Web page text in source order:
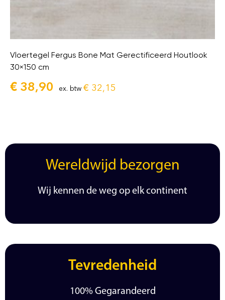
Vloertegel Fergus Bone Mat Gerectificeerd Houtlook
30×150 cm
€ 38,90 ex. btw € 32,15
Wereldwijd bezorgen
Wij kennen de weg op elk continent
Tevredenheid
100% Gegarandeerd